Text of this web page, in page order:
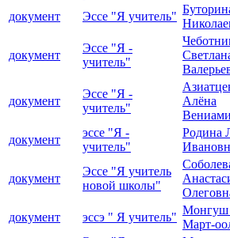
документ Эссе "Я учитель"
документ
Эссе "Я -
учитель"
документ
Эссе "Я -
учитель"
Алёна
документ
эссе "Я -
учитель"
Родина
документ
Эссе "Я учитель
новой школы"
документ эссэ " Я учитель"
Монгуш
Март-